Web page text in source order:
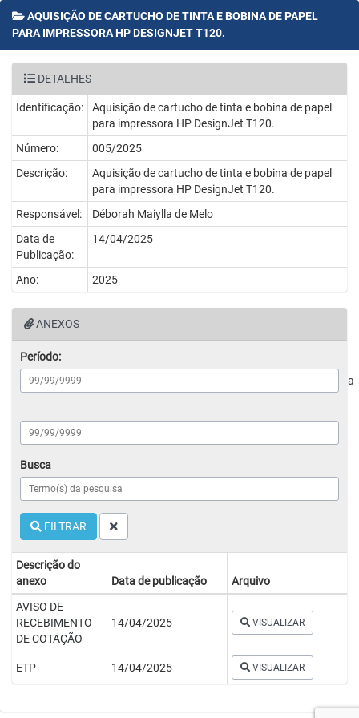
AQUISIÇÃO DE CARTUCHO DE TINTA E BOBINA DE PAPEL
PARA IMPRESSORA HP DESIGNJET T120.
DETALHES
Identificação:
Aquisição de cartucho de tinta e bobina de papel
para impressora HP DesignJet T120.
Número:
005/2025
Descrição:
Aquisição de cartucho de tinta e bobina de papel
para impressora HP DesignJet T120.
Responsável:
Déborah Maiylla de Melo
Data de
Publicação:
14/04/2025
Ano: 2025
ANEXOS
Período:
a
Busca
FILTRAR
Descrição do
anexo
Data de publicação
Arquivo
AVISO DE
RECEBIMENTO
DE COTAÇÃO
14/04/2025 VISUALIZAR
ETP 14/04/2025 VISUALIZAR